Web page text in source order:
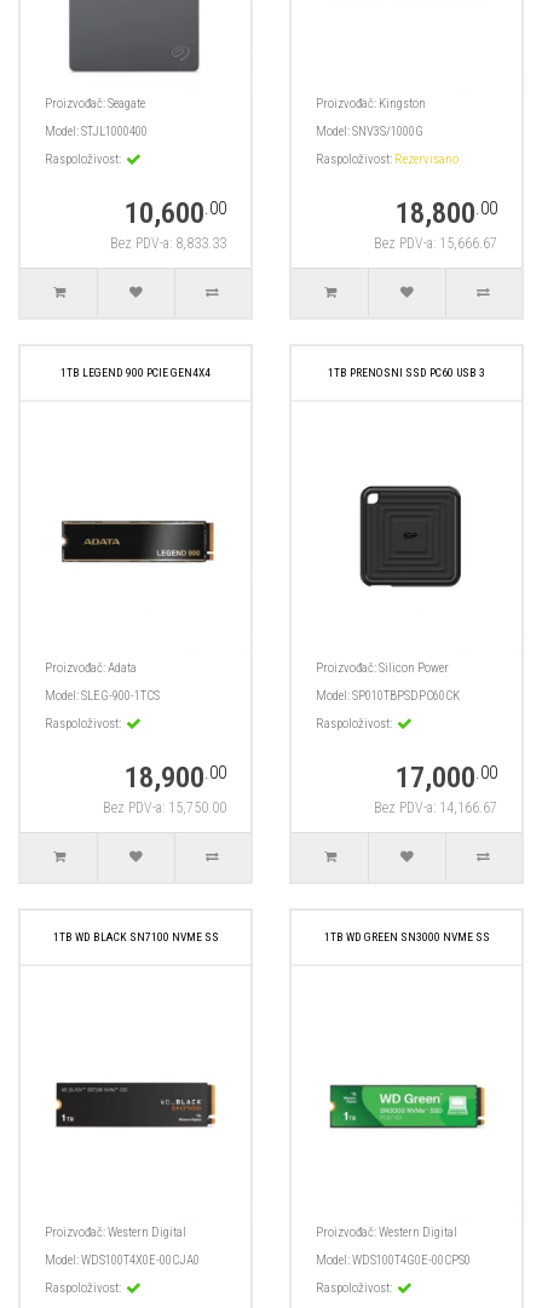
Proizvođač:Seagate
Model:STJL1000400
Raspoloživost:
10,600.00
Bez PDV-a: 8,833.33
Proizvođač: Kingston
Model:SNV3S/1000G
Raspoloživost: Rezervisano
18,800.00
Bez PDV-a: 15,666.67
1TB LEGEND 900 PCIE GEN4X4
Proizvođač:Adata
Model:SLEG-900-1TCS
Raspoloživost:
18,900.00
Bez PDV-a: 15,750.00
1TB PRENOSNI SSD PC60 USB 3
Proizvođač:Silicon Power
Model:SP010TBPSDPC60CK
Raspoloživost:
17,000.00
Bez PDV-a: 14,166.67
1TB WD BLACK SN7100 NVME SS
Proizvođač:Western Digital
Model:WDS100T4X0E-00CJA0
Raspoloživost:
1TB WD GREEN SN3000 NVME SS
Proizvođač:Western Digital
Model:WDS100T4G0E-00CPS0
Raspoloživost: